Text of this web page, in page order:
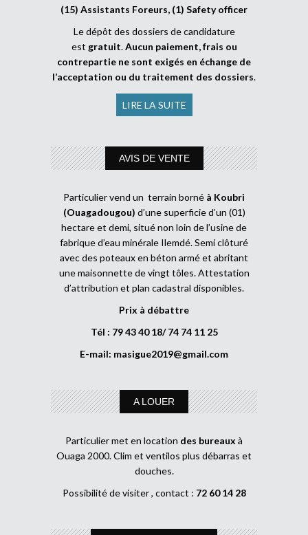
(15) Assistants Foreurs, (1) Safety officer
Le dépôt des dossiers de candidature
est gratuit.Aucun paiement, frais ou
contrepartie ne sont exigés en échange de
l’acceptation ou du traitement des dossiers.
LIRE LA SUITE
AVIS DE VENTE
Particulier vend un terrain borné à Koubri
(Ouagadougou) d’une superficie d’un (01)
hectare et demi, situé non loin de l’usine de
fabrique d’eau minérale Ilemdé. Semi clôturé
avec des poteaux en béton armé et abritant
une maisonnette de vingt tôles. Attestation
d’attribution et plan cadastral disponibles.
Prix à débattre
Tél : 79 43 40 18/ 74 74 11 25
E-mail: masigue2019@gmail.com
A LOUER
Particulier met en location des bureaux à
Ouaga 2000. Clim et ventilos plus débarras et
douches.
Possibilité de visiter , contact : 72 60 14 28